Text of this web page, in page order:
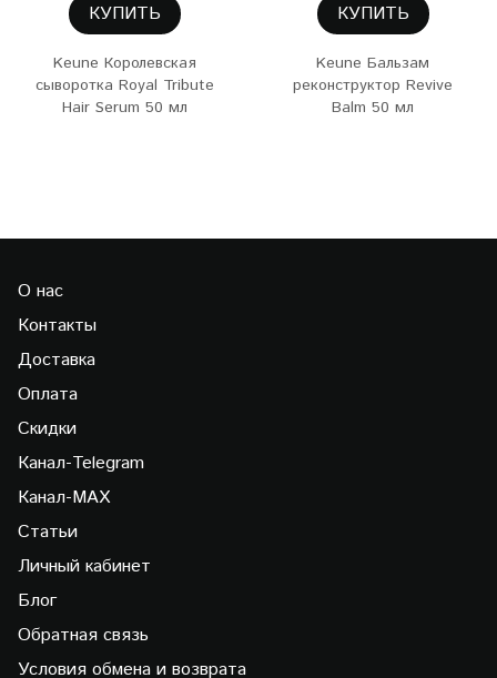
КУПИТЬ
Keune Королевская
сыворотка Royal Tribute
Hair Serum 50 мл
КУПИТЬ
Keune Бальзам
реконструктор Revive
Balm 50 мл
О нас
Контакты
Доставка
Оплата
Скидки
Канал-Telegram
Канал-МAX
Статьи
Личный кабинет
Блог
Обратная связь
Условия обмена и возврата